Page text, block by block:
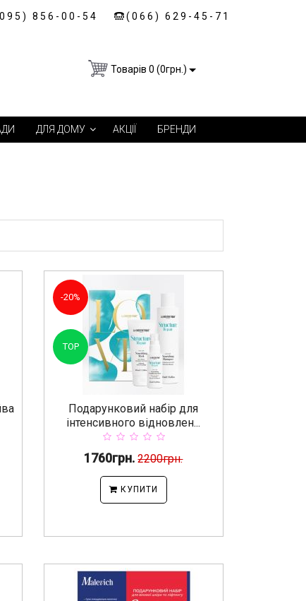
856-00-54 (066) 629-45-71
Товарів 0 (0грн.)
ДЛЯ ДОМУ АКЦІЇ БРЕНДИ
-20%
TOP
Подарунковий набір для
інтенсивного відновлен...
1760грн. 2200грн.
КУПИТИ